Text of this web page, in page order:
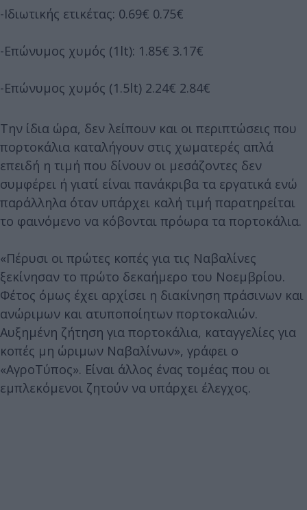
-Ιδιωτικής ετικέτας: 0.69€ 0.75€
-Επώνυμος χυμός (1lt): 1.85€ 3.17€
-Επώνυμος χυμός (1.5lt) 2.24€ 2.84€
Την ίδια ώρα, δεν λείπουν και οι περιπτώσεις που
πορτοκάλια καταλήγουν στις χωματερές απλά
επειδή η τιμή που δίνουν οι μεσάζοντες δεν
συμφέρει ή γιατί είναι πανάκριβα τα εργατικά ενώ
παράλληλα όταν υπάρχει καλή τιμή παρατηρείται
το φαινόμενο να κόβονται πρόωρα τα πορτοκάλια.
«Πέρυσι οι πρώτες κοπές για τις Ναβαλίνες
ξεκίνησαν το πρώτο δεκαήμερο του Νοεμβρίου.
Φέτος όμως έχει αρχίσει η διακίνηση πράσινων και
ανώριμων και ατυποποίητων πορτοκαλιών.
Αυξημένη ζήτηση για πορτοκάλια, καταγγελίες για
κοπές μη ώριμων Ναβαλίνων», γράφει ο
«ΑγροΤύπος». Είναι άλλος ένας τομέας που οι
εμπλεκόμενοι ζητούν να υπάρχει έλεγχος.